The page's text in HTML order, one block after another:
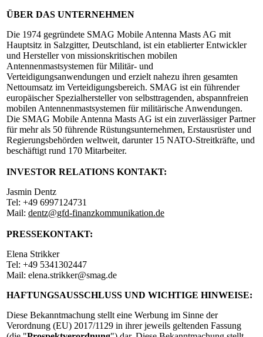
ÜBER DAS UNTERNEHMEN
Die 1974 gegründete SMAG Mobile Antenna Masts AG mit
Hauptsitz in Salzgitter, Deutschland, ist ein etablierter Entwickler
und Hersteller von missionskritischen mobilen
Antennenmastsystemen für Militär- und
Verteidigungsanwendungen und erzielt nahezu ihren gesamten
Nettoumsatz im Verteidigungsbereich. SMAG ist ein führender
europäischer Spezialhersteller von selbsttragenden, abspannfreien
mobilen Antennenmastsystemen für militärische Anwendungen.
Die SMAG Mobile Antenna Masts AG ist ein zuverlässiger Partner
für mehr als 50 führende Rüstungsunternehmen, Erstausrüster und
Regierungsbehörden weltweit, darunter 15 NATO-Streitkräfte, und
beschäftigt rund 170 Mitarbeiter.
INVESTOR RELATIONS KONTAKT:
Jasmin Dentz
Tel: +49 6997124731
Mail: dentz@gfd-finanzkommunikation.de
PRESSEKONTAKT:
Elena Strikker
Tel: +49 5341302447
Mail: elena.strikker@smag.de
HAFTUNGSAUSSCHLUSS UND WICHTIGE HINWEISE:
Diese Bekanntmachung stellt eine Werbung im Sinne der
Verordnung (EU) 2017/1129 in ihrer jeweils geltenden Fassung